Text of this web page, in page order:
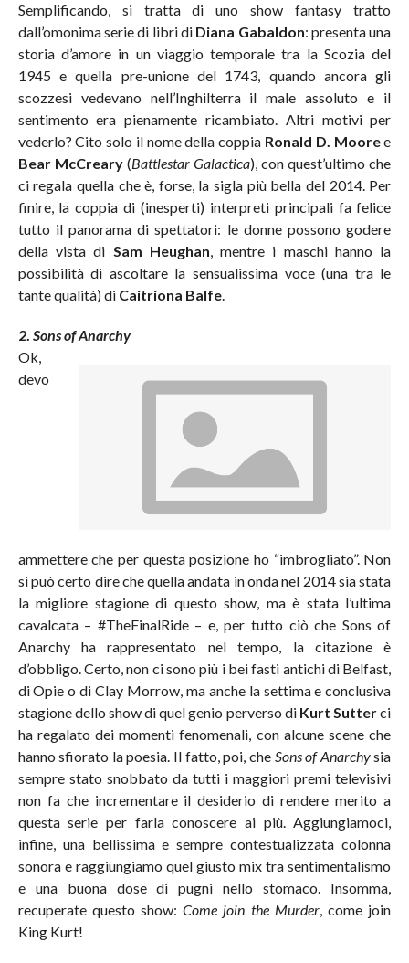
Semplificando, si tratta di uno show fantasy tratto
dall’omonima serie di libri di Diana Gabaldon: presenta una
storia d’amore in un viaggio temporale tra la Scozia del
1945 e quella pre-unione del 1743, quando ancora gli
scozzesi vedevano nell’Inghilterra il male assoluto e il
sentimento era pienamente ricambiato. Altri motivi per
vederlo? Cito solo il nome della coppia Ronald D. Mooree
Bear McCreary(Battlestar Galactica), con quest’ultimo che
ci regala quella che è, forse, la sigla più bella del 2014. Per
finire, la coppia di (inesperti) interpreti principali fa felice
tutto il panorama di spettatori: le donne possono godere
della vista di Sam Heughan, mentre i maschi hanno la
possibilità di ascoltare la sensualissima voce (una tra le
tante qualità) di Caitriona Balfe.
2. Sons of Anarchy
Ok,
devo
ammettere che per questa posizione ho “imbrogliato”. Non
si può certo dire che quella andata in onda nel 2014 sia stata
la migliore stagione di questo show, ma è stata l’ultima
cavalcata – #TheFinalRide – e, per tutto ciò che Sons of
Anarchy ha rappresentato nel tempo, la citazione è
d’obbligo. Certo, non ci sono più i bei fasti antichi di Belfast,
di Opie o di Clay Morrow, ma anche la settima e conclusiva
stagione dello show di quel genio perverso di Kurt Sutterci
ha regalato dei momenti fenomenali, con alcune scene che
hanno sfiorato la poesia. Il fatto, poi, che Sons of Anarchysia
sempre stato snobbato da tutti i maggiori premi televisivi
non fa che incrementare il desiderio di rendere merito a
questa serie per farla conoscere ai più. Aggiungiamoci,
infine, una bellissima e sempre contestualizzata colonna
sonora e raggiungiamo quel giusto mix tra sentimentalismo
e una buona dose di pugni nello stomaco. Insomma,
recuperate questo show:Come join the Murder, come join
King Kurt!